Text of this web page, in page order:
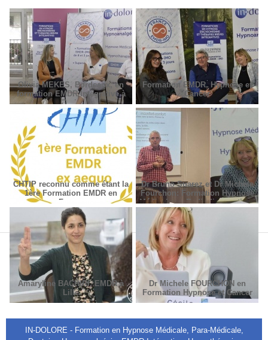
Olivia MEKES, Bordeaux, en
formation EMDR Intégrative à
Paris
Formation EMDR, Hypnose et
Cancer
CHTIP reconnu comme étant la
1ère Formation EMDR en
France
Dr Bruno Suarez et Dr Michèle
Fourchon: Formation Hypnose
Médicale en Radiodiagnostic et
Radiothérapie.
Amaryline BACHIRI, EMDR à
Lille
Dr Michele FOURCHON en
Formation Hypnose et Cancer
IN-DOLORE - Formation en Hypnose Médicale, Para-Médicale,